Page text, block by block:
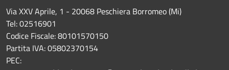
Via XXV Aprile, 1 - 20068 Peschiera Borromeo (Mi)
Tel: 02516901
Codice Fiscale: 80101570150
Partita IVA: 05802370154
PEC: